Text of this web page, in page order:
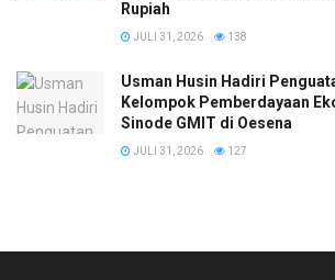
Rupiah
JULI 31, 2026 138
​Usman Husin Hadiri
Kelompok Pemberdayaan
Sinode GMIT di Oesena
JULI 31, 2026 127